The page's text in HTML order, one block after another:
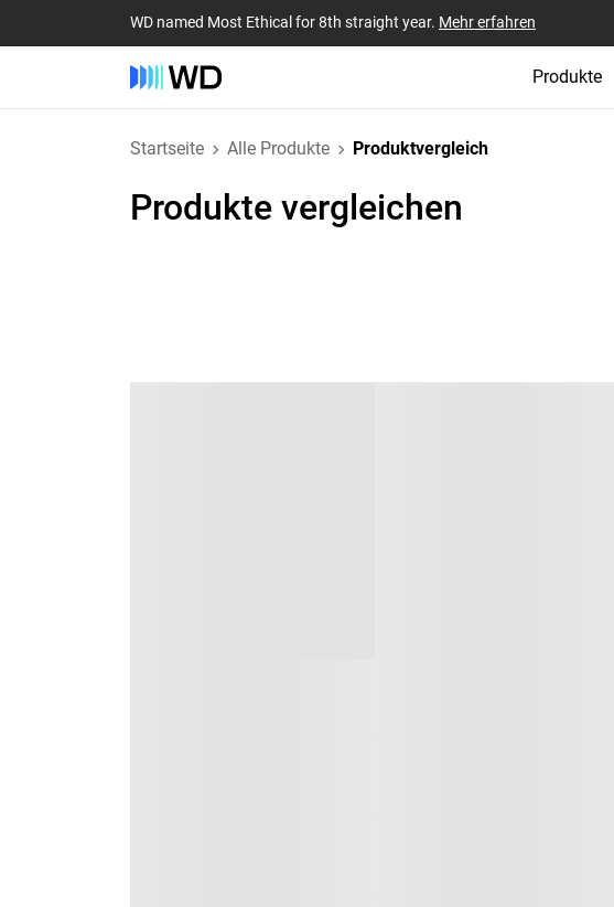
WD named Most Ethical for 8th straight year. Mehr erfahren
Produkte
Startseite Alle Produkte Produktvergleich
Produkte vergleichen